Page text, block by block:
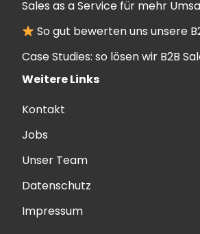
Sales as a Service für mehr
So gut bewerten uns unsere
Case Studies: so lösen wir B2B
Weitere Links
Kontakt
Jobs
Unser Team
Datenschutz
Impressum